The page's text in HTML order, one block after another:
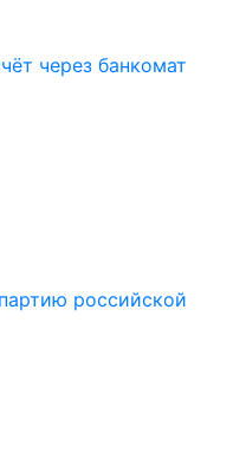
через банкомат
российской